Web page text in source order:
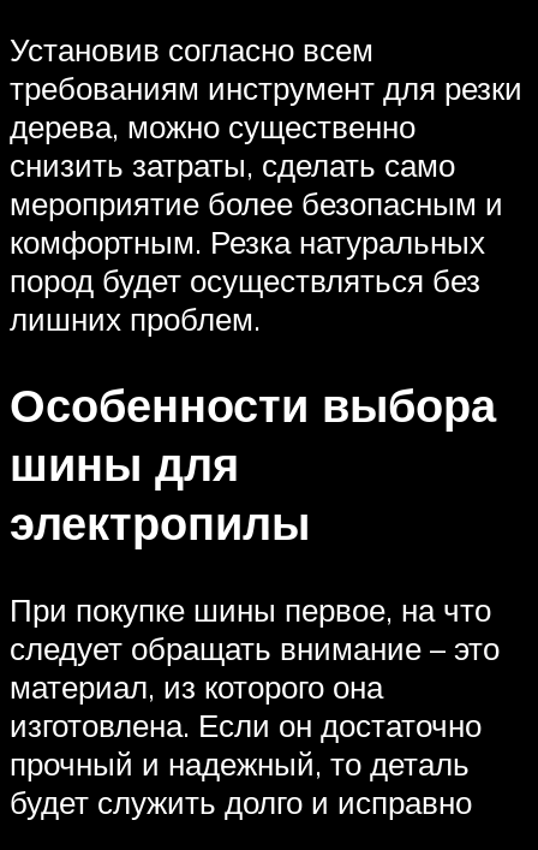
Установив согласно всем
требованиям инструмент для резки
дерева, можно существенно
снизить затраты, сделать само
мероприятие более безопасным и
комфортным. Резка натуральных
пород будет осуществляться без
лишних проблем.
Особенности выбора
шины для
электропилы
При покупке шины первое, на что
следует обращать внимание – это
материал, из которого она
изготовлена. Если он достаточно
прочный и надежный, то деталь
будет служить долго и исправно